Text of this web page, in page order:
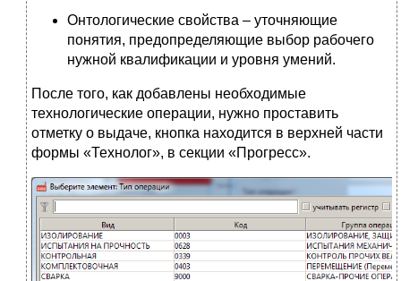
Онтологические свойства – уточняющие
понятия, предопределяющие выбор рабочего
нужной квалификации и уровня умений.
После того, как добавлены необходимые
технологические операции, нужно проставить
отметку о выдаче, кнопка находится в верхней части
формы «Технолог», в секции «Прогресс».